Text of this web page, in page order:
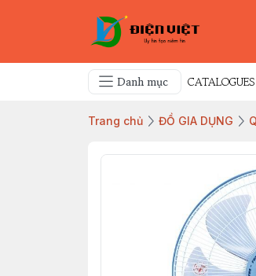
Danh mục CATALOGUES
Trang chủ ĐỒ GIA DỤNG